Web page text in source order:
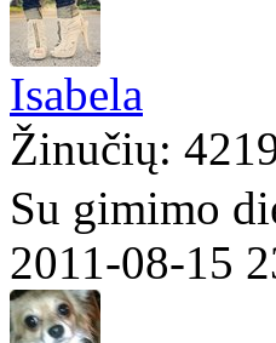
Isabela
Žinučių:
Su gimimo
2011-08-15